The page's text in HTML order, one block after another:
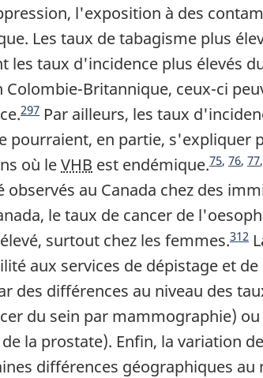
l'exposition à des
Les taux de tabagisme plus
taux d'incidence plus élevés
Britannique, ceux-ci
Note du fin du texte
297 Par ailleurs, les taux
pourraient, en partie,
où leVHB est endémique.
Note du fin du texte
75,
Note du fin du texte
76,
Note du fin du texte
77,
au Canada chez des
le taux de cancer de
surtout chez les femmes.
Note du fin du texte
312
aux services de dépistage et
des différences au niveau des
du sein par mammographie)
la prostate). Enfin, la variation
différences géographiques